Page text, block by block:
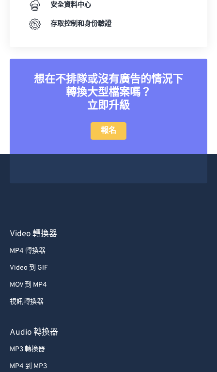
安全資料中心
存取控制和身份驗證
想在不排隊或沒有廣告的情況下
轉換大型檔案嗎？
立即升級
報名
Video 轉換器
MP4 轉換器
Video 到 GIF
MOV 到 MP4
視訊轉換器
Audio 轉換器
MP3 轉換器
MP4 到 MP3